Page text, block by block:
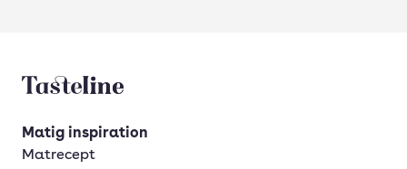
Tasteline startsida
Matig inspiration
Matrecept